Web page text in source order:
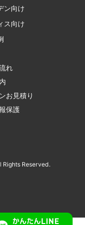
ン向け
ス向け
れ
お見積り
保護
Rights Reserved.